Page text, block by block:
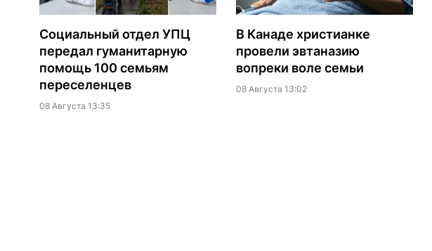
Социальный отдел УПЦ
передал гуманитарную
помощь 100 семьям
переселенцев
08 Августа 13:35
В Канаде христианке
провели эвтаназию
вопреки воле семьи
08 Августа 13:02